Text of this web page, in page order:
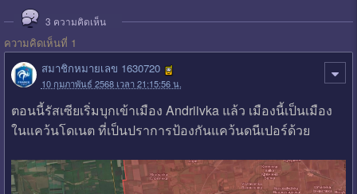
3 ความคิดเห็น
ความคิดเห็นที่ 1
สมาชิกหมายเลข 1630720
10 กุมภาพันธ์ 2568 เวลา 21:15:56 น.
ตอนนี้รัสเซียเริ่มบุกเข้าเมือง Andriivka แล้ว เมืองนี้เป็นเมือง
ในแคว้นโดเนต ที่เป็นปราการป้องกันแคว้นดนีเปอร์ด้วย